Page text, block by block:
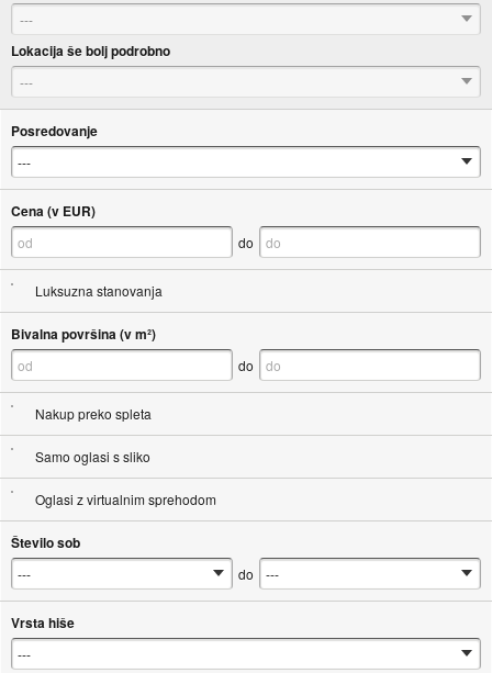
---
Lokacija še bolj podrobno
---
Posredovanje
Cena (v EUR)
do
Luksuzna stanovanja
Bivalna površina (v m²)
do
Nakup preko spleta
Samo oglasi s sliko
Oglasi z virtualnim sprehodom
Število sob
do
Vrsta hiše